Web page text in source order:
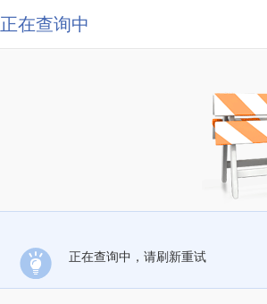
正在查询中
正在查询中，请刷新重试